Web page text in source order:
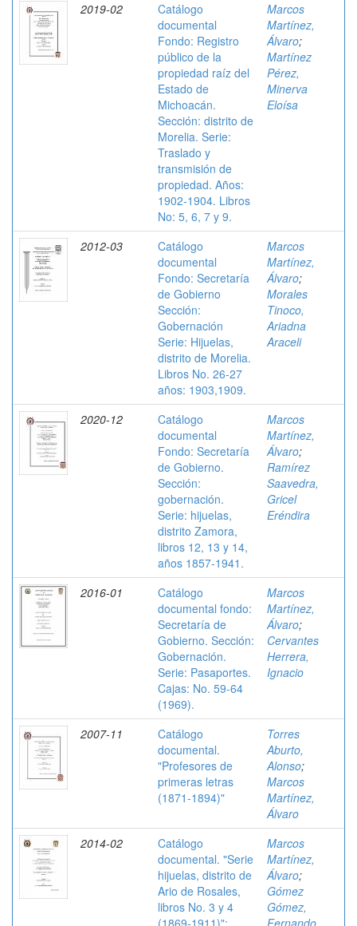
2019-02
Catálogo
documental
Fondo: Registro
público de la
propiedad raíz del
Estado de
Michoacán.
Sección: distrito de
Morelia. Serie:
Traslado y
transmisión de
propiedad. Años:
1902-1904. Libros
No: 5, 6, 7 y 9.
Marcos
Martínez,
Álvaro;
Martínez
Pérez,
Minerva
Eloísa
2012-03
Catálogo
documental
Fondo: Secretaría
de Gobierno
Sección:
Gobernación
Serie: Hijuelas,
distrito de Morelia.
Libros No. 26-27
años: 1903,1909.
Marcos
Martínez,
Álvaro;
Morales
Tinoco,
Ariadna
Araceli
2020-12
Catálogo
documental
Fondo: Secretaría
de Gobierno.
Sección:
gobernación.
Serie: hijuelas,
distrito Zamora,
libros 12, 13 y 14,
años 1857-1941.
Marcos
Martínez,
Álvaro;
Ramírez
Saavedra,
Gricel
Eréndira
2016-01
Catálogo
documental fondo:
Secretaría de
Gobierno. Sección:
Gobernación.
Serie: Pasaportes.
Cajas: No. 59-64
(1969).
Marcos
Martínez,
Álvaro;
Cervantes
Herrera,
Ignacio
2007-11
Catálogo
documental.
"Profesores de
primeras letras
(1871-1894)"
Torres
Aburto,
Alonso;
Marcos
Martínez,
Álvaro
2014-02
Catálogo
documental. "Serie
hijuelas, distrito de
Ario de Rosales,
libros No. 3 y 4
(1869-1911)";
Marcos
Martínez,
Álvaro;
Gómez
Gómez,
Fernando